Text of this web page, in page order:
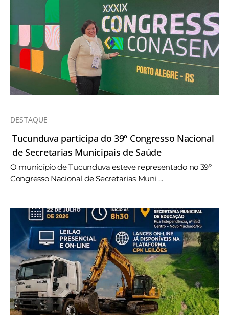
DESTAQUE
Tucunduva participa do 39º Congresso Nacional
de Secretarias Municipais de Saúde
O município de Tucunduva esteve representado no 39º
Congresso Nacional de Secretarias Muni ...